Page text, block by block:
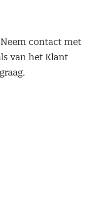
contact met
van het Klant